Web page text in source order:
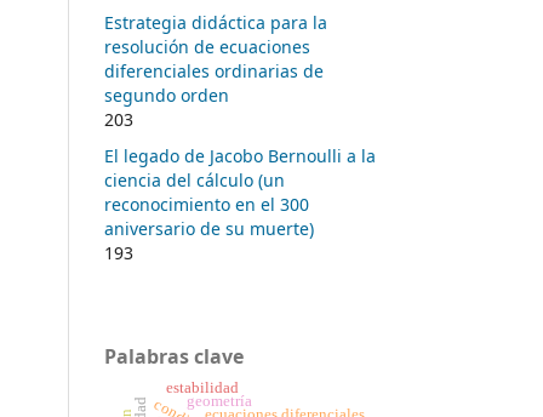
Estrategia didáctica para la
resolución de ecuaciones
diferenciales ordinarias de
segundo orden
203
El legado de Jacobo Bernoulli a la
ciencia del cálculo (un
reconocimiento en el 300
aniversario de su muerte)
193
Palabras clave
geometría
estabilidad